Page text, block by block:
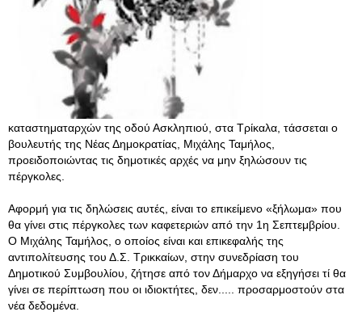
καταστηματαρχών της οδού Ασκληπιού, στα Τρίκαλα, τάσσεται ο
βουλευτής της Νέας Δημοκρατίας, Μιχάλης Ταμήλος,
προειδοποιώντας τις δημοτικές αρχές να μην ξηλώσουν τις
πέργκολες.
Αφορμή για τις δηλώσεις αυτές, είναι το επικείμενο «ξήλωμα» που
θα γίνει στις πέργκολες των καφετεριών από την 1η Σεπτεμβρίου.
Ο Μιχάλης Ταμήλος, ο οποίος είναι και επικεφαλής της
αντιπολίτευσης του Δ.Σ. Τρικκαίων, στην συνεδρίαση του
Δημοτικού Συμβουλίου, ζήτησε από τον Δήμαρχο να εξηγήσει τί θα
γίνει σε περίπτωση που οι ιδιοκτήτες, δεν..... προσαρμοστούν στα
νέα δεδομένα.